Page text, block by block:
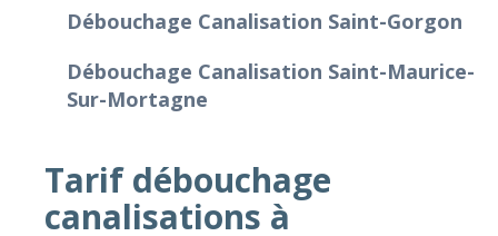
Débouchage Canalisation Saint-Gorgon
Débouchage Canalisation Saint-Maurice-
Sur-Mortagne
Tarif débouchage
canalisations à